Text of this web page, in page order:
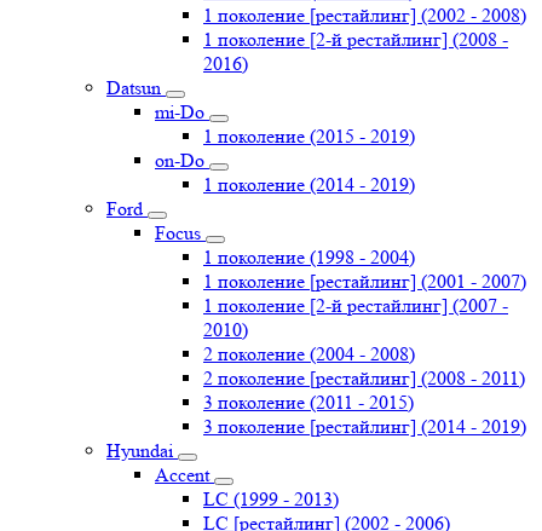
1 поколение [рестайлинг] (2002 - 2008)
1 поколение [2-й рестайлинг] (2008 -
2016)
Datsun
mi-Do
1 поколение (2015 - 2019)
on-Do
1 поколение (2014 - 2019)
Ford
Focus
1 поколение (1998 - 2004)
1 поколение [рестайлинг] (2001 - 2007)
1 поколение [2-й рестайлинг] (2007 -
2010)
2 поколение (2004 - 2008)
2 поколение [рестайлинг] (2008 - 2011)
3 поколение (2011 - 2015)
3 поколение [рестайлинг] (2014 - 2019)
Hyundai
Accent
LC (1999 - 2013)
LC [рестайлинг] (2002 - 2006)